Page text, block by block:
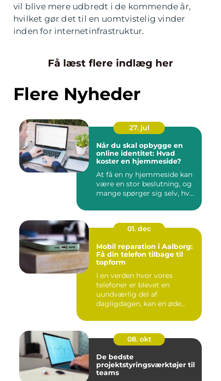
vil blive mere udbredt i de kommende år,
hvilket gør det til en uomtvistelig vinder
inden for internetinfrastruktur.
Få læst flere indlæg her
Flere Nyheder
27. jul
Når du skal opbygge en
online identitet: Hvad
koster en hjemmeside?
At få en ny hjemmeside kan
være en stor beslutning, og
mange spørger sig selv, hv...
01. dec
Mobil reparation i Aalborg:
Få din telefon tilbage til
topform
I en verden hvor vores
telefoner er blevet en
uundværlig del af
dagligdagen, kan en øde...
08. okt
De bedste
projektstyringsværktøjer til
teams